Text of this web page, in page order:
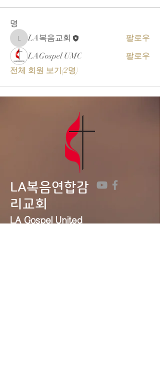
명
LA복음교회
LA복음교회
팔로우
LAGospel UMC
팔로우
전체 회원 보기(2명)
LA복음연합감
리교회
LA Gospel United